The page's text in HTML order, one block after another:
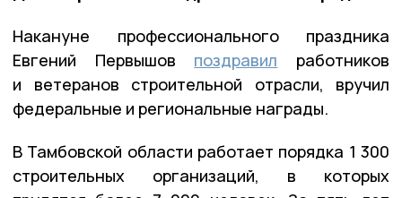
Накануне профессионального праздника
Евгений Первышов поздравил работников
и ветеранов строительной отрасли, вручил
федеральные и региональные награды.
В Тамбовской области работает порядка 1 300
строительных организаций, в которых